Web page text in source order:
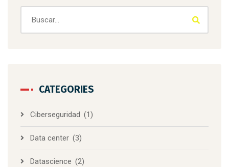
CATEGORIES
Ciberseguridad (1)
Data center (3)
Datascience (2)